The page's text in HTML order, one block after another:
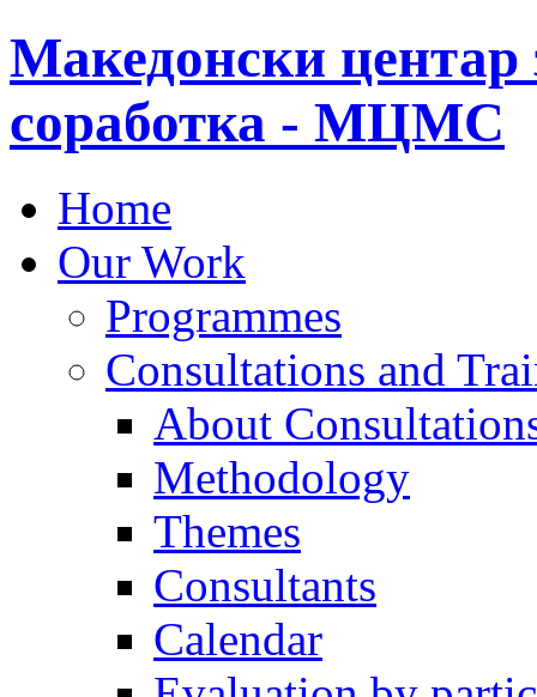
Македонски центар
соработка - МЦМС
Home
Our Work
Programmes
Consultations and
About
Methodology
Themes
Consultants
Calendar